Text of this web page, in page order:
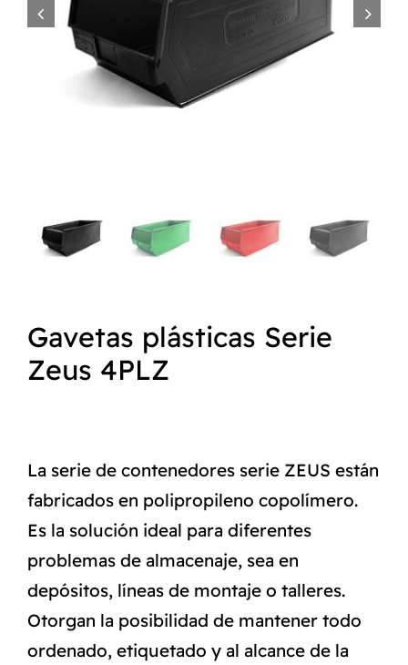
NORMAS ISO
CATÁLOGO
 
Gavetas plásticas Serie
Zeus 4PLZ
La serie de contenedores serie ZEUS están
fabricados en polipropileno copolímero.
Es la solución ideal para diferentes
problemas de almacenaje, sea en
depósitos, líneas de montaje o talleres.
Otorgan la posibilidad de mantener todo
ordenado, etiquetado y al alcance de la